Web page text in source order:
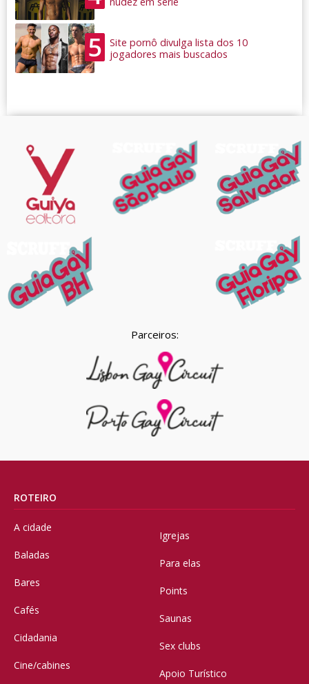
5
Site pornô divulga lista dos 10
jogadores mais buscados
Parceiros:
ROTEIRO
A cidade
Baladas
Bares
Cafés
Cidadania
Cine/cabines
Igrejas
Para elas
Points
Saunas
Sex clubs
Apoio Turístico